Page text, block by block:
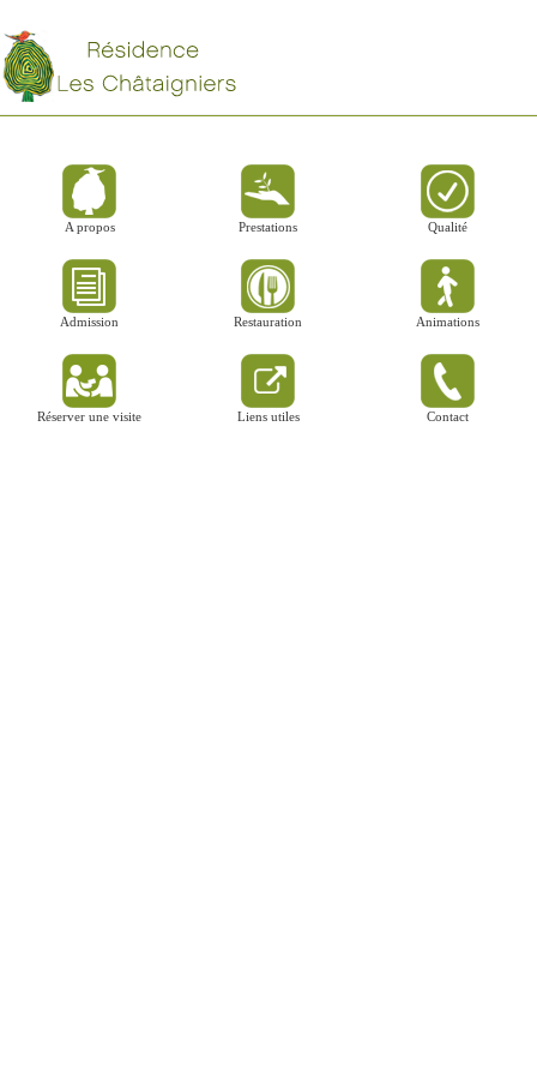
A propos Prestations Qualité
Admission Restauration Animations
Réserver une visite Liens utiles Contact